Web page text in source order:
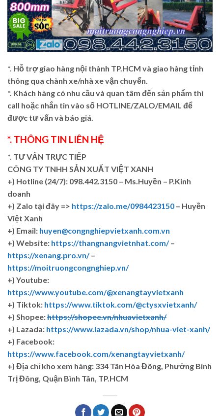
*. Hỗ trợ giao hàng nội thành TP.HCM và giao hàng tỉnh
thông qua chành xe/nhà xe vận chuyển.
*. Khách hàng có nhu cầu và quan tâm đến sản phẩm thì
call hoặc nhắn tin vào số HOTLINE/ZALO/EMAIL để
được tư vấn và báo giá.
*. THÔNG TIN LIÊN HỆ
*. TƯ VẤN TRỰC TIẾP
CÔNG TY TNHH SẢN XUẤT VIỆT XANH
+) Hotline (24/7): 098.442.3150 – Ms.Huyền – P.Kinh
doanh
+) Zalo tại đây => https://zalo.me/0984423150 – Huyền
Việt Xanh
+) Email: huyen@congnghiepvietxanh.com.vn
+) Website: https://thangnangvietnhat.com/–
https://xenang.pro.vn/–
https://moitruongcongnghiep.vn/
+) Youtube:
https://www.youtube.com/@xenangtayvietxanh
+) Tiktok: https://www.tiktok.com/@ctysxvietxanh/
+) Shopee:https://shopee.vn/nhuavietxanh/
+) Lazada: https://www.lazada.vn/shop/nhua-viet-xanh/
+) Facebook:
https://www.facebook.com/xenangtayvietxanh/
+) Địa chỉ kho xem hàng: 334 Tân Hòa Đông, Phường Bình
Trị Đông, Quận Bình Tân, TP.HCM